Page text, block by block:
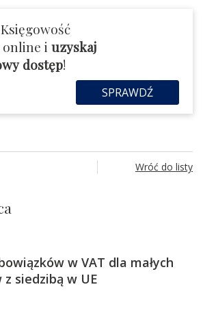
i uzyskaj
dostęp!
SPRAWDŹ
Wróć do listy
w VAT dla małych
siedzibą w UE